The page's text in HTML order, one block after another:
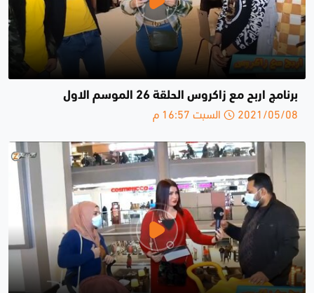
برنامج اربح مع زاكروس الحلقة 26 الموسم الاول
2021/05/08 السبت 16:57 م